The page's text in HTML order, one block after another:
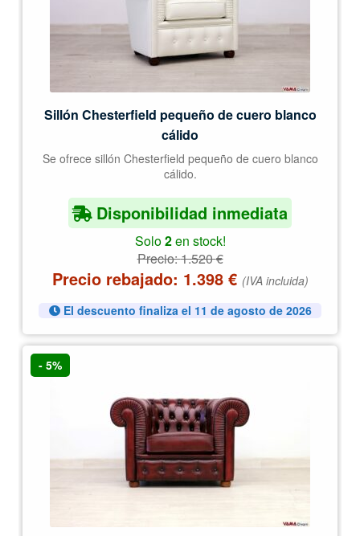
Sillón Chesterfield pequeño de cuero blanco
cálido
Se ofrece sillón Chesterfield pequeño de cuero blanco
cálido.
Disponibilidad inmediata
Solo2en stock!
Precio:1.520€
Precio rebajado: 1.398 € (IVA incluida)
El descuento finaliza el 11 de agosto de 2026
- 5%